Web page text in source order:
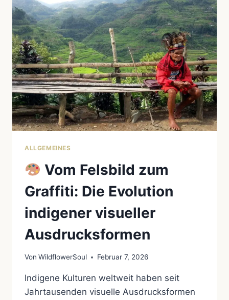
ZEITGENÖSSISCHE
INDIGENE
KÜNSTLER
KOLONIALE
NARRATIVE
IN
FRAGE
STELLEN
ALLGEMEINES
Vom Felsbild zum
Graffiti: Die Evolution
indigener visueller
Ausdrucksformen
Von WildflowerSoul Februar 7, 2026
Indigene Kulturen weltweit haben seit
Jahrtausenden visuelle Ausdrucksformen